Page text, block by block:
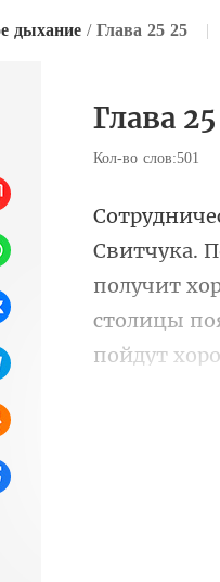
дыхание / Глава 25 25 |
Глава
Кол-во слов:501
получит
столи